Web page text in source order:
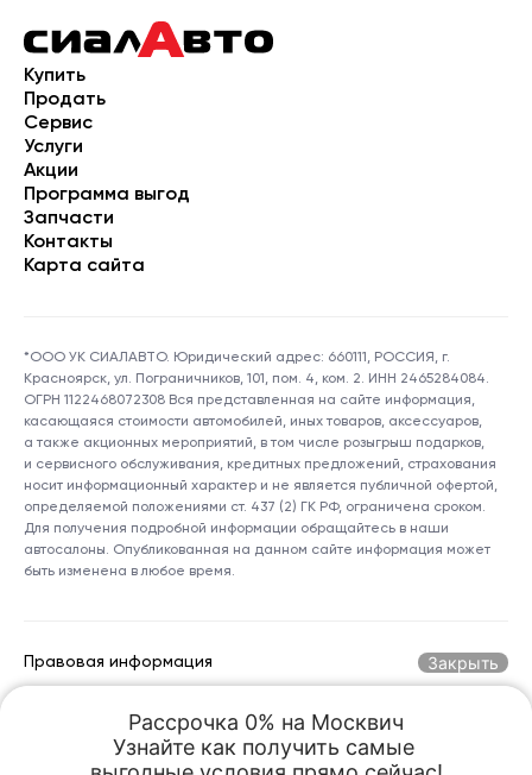
Купить
Продать
Сервис
Услуги
Акции
Программа выгод
Запчасти
Контакты
Карта сайта
*ООО УК СИАЛАВТО. Юридический адрес: 660111, РОССИЯ, г.
Красноярск, ул. Пограничников, 101, пом. 4, ком. 2. ИНН 2465284084.
ОГРН 1122468072308 Вся представленная на сайте информация,
касающаяся стоимости автомобилей, иных товаров, аксессуаров,
а также акционных мероприятий, в том числе розыгрыш подарков,
и сервисного обслуживания, кредитных предложений, страхования
носит информационный характер и не является публичной офертой,
определяемой положениями ст. 437 (2) ГК РФ, ограничена сроком.
Для получения подробной информации обращайтесь в наши
автосалоны. Опубликованная на данном сайте информация может
быть изменена в любое время.
Правовая информация
Горячая линия по номеру:+7 (800) 250-06-70
Адрес электронной почты: kreception@sialauto.ru
Закрыть
Рассрочка 0% на Москвич
Узнайте как получить самые